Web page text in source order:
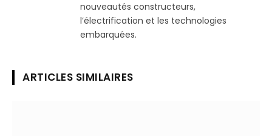
nouveautés constructeurs,
l’électrification et les technologies
embarquées.
ARTICLES SIMILAIRES